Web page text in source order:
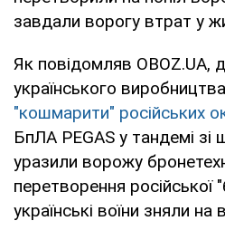
завдали ворогу втрат у
Як повідомляв OBOZ.UA,
українського виробництва
"кошмарити" російських
БпЛА PEGAS у тандемі
уразили ворожу
перетворення російської
українські воїни зняли на